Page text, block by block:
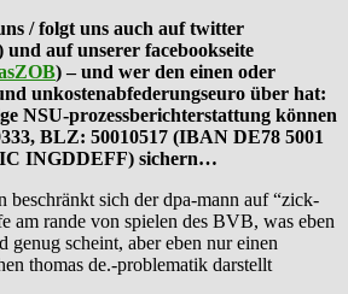
/ folgt uns auch auf twitter
und auf unserer facebookseite
) – und wer den einen oder
unkostenabfederungseuro über hat:
NSU-prozessberichterstattung können
BLZ: 50010517 (IBAN DE78 5001
INGDDEFF) sichern…
beschränkt sich der dpa-mann auf “zick-
am rande von spielen des BVB, was eben
genug scheint, aber eben nur einen
thomas de.-problematik darstellt